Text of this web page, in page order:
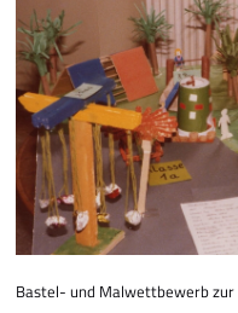
Bastel- und Malwettbewerb